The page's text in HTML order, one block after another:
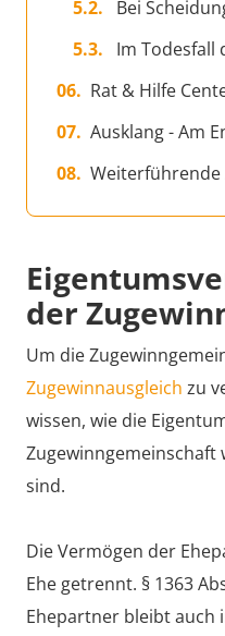
Bei
Im Todesfall
Rat & Hilfe
Ausklang - Am
Weiterführende
der
Um die
Zugewinnausgleich zu
wissen, wie die
Zugewinngemeinschaft
sind.
Die Vermögen der
Ehe getrennt. § 1363
Ehepartner bleibt auch